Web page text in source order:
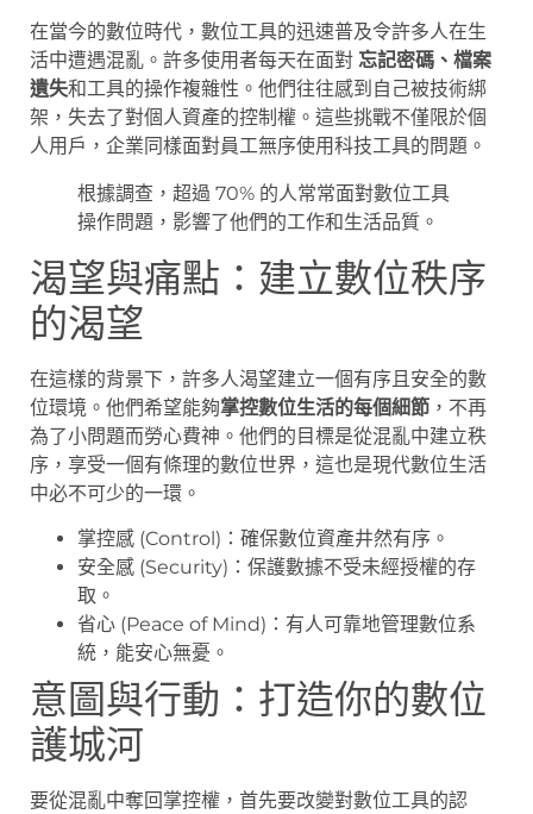
在當今的數位時代，數位工具的迅速普及令許多人在生
活中遭遇混亂。許多使用者每天在面對 忘記密碼、檔案
遺失和工具的操作複雜性。他們往往感到自己被技術綁
架，失去了對個人資產的控制權。這些挑戰不僅限於個
人用戶，企業同樣面對員工無序使用科技工具的問題。
根據調查，超過 70% 的人常常面對數位工具
操作問題，影響了他們的工作和生活品質。
渴望與痛點：建立數位秩序
的渴望
在這樣的背景下，許多人渴望建立一個有序且安全的數
位環境。他們希望能夠掌控數位生活的每個細節 ，不再
為了小問題而勞心費神。他們的目標是從混亂中建立秩
序，享受一個有條理的數位世界，這也是現代數位生活
中必不可少的一環。
掌控感 (Control)：確保數位資產井然有序。
安全感 (Security)：保護數據不受未經授權的存
取。
省心 (Peace of Mind)：有人可靠地管理數位系
統，能安心無憂。
意圖與行動：打造你的數位
護城河
要從混亂中奪回掌控權，首先要改變對數位工具的認